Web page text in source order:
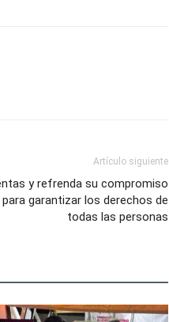
Artículo siguiente
y refrenda su compromiso
garantizar los derechos de
todas las personas